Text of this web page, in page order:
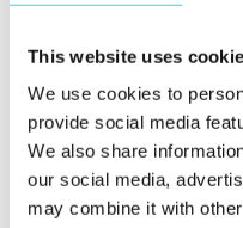
This website uses
We use cookies to
provide social media
We also share
our social media,
may combine it with
strategi